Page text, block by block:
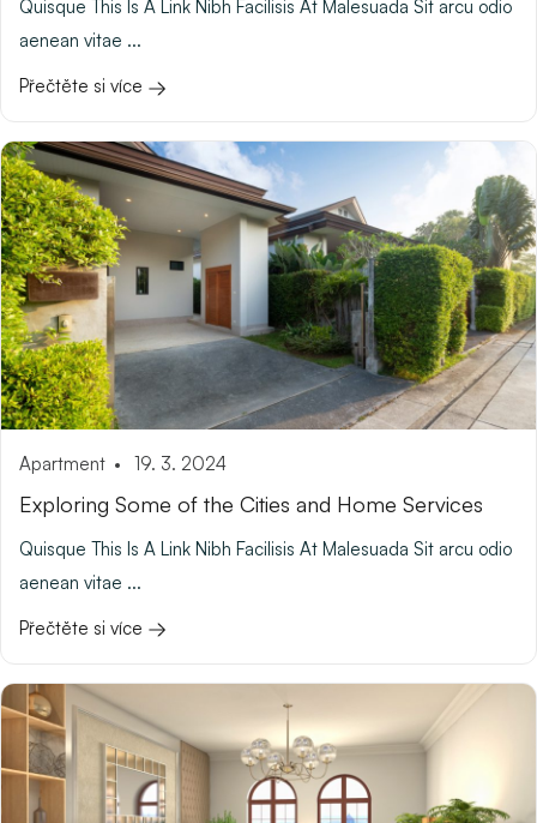
Quisque This Is A Link Nibh Facilisis At Malesuada Sit arcu odio
aenean vitae ...
Přečtěte si více
Apartment 19. 3. 2024
Exploring Some of the Cities and Home Services
Quisque This Is A Link Nibh Facilisis At Malesuada Sit arcu odio
aenean vitae ...
Přečtěte si více